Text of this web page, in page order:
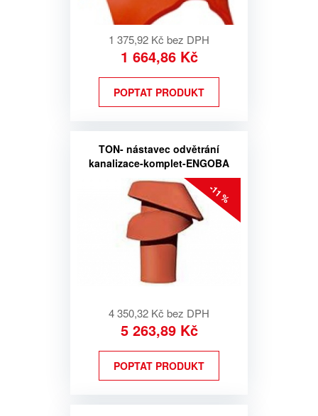
1 375,92 Kč bez DPH
1 664,86 Kč
POPTAT PRODUKT
TON- nástavec odvětrání
kanalizace-komplet-ENGOBA
-11 %
4 350,32 Kč bez DPH
5 263,89 Kč
POPTAT PRODUKT